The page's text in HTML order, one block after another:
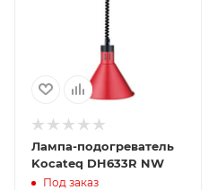
Лампа-подогреватель
Kocateq DH633R NW
Под заказ